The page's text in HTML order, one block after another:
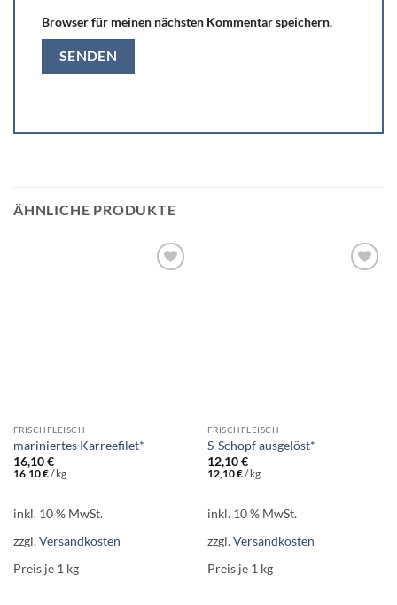
Browser für meinen nächsten Kommentar speichern.
ÄHNLICHE PRODUKTE
FRISCHFLEISCH
mariniertes Karreefilet*
16,10€
16,10€/kg
inkl. 10 % MwSt.
zzgl.Versandkosten
Preis je 1 kg
FRISCHFLEISCH
S-Schopf ausgelöst*
12,10€
12,10€/kg
inkl. 10 % MwSt.
zzgl.Versandkosten
Preis je 1 kg